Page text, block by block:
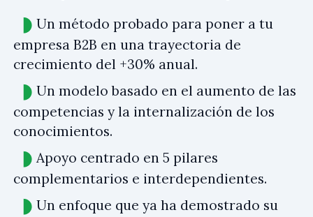
Un método probado para poner a tu
empresa B2B en una trayectoria de
crecimiento del +30% anual.
Un modelo basado en el aumento de las
competencias y la internalización de los
conocimientos.
Apoyo centrado en 5 pilares
complementarios e interdependientes.
Un enfoque que ya ha demostrado su